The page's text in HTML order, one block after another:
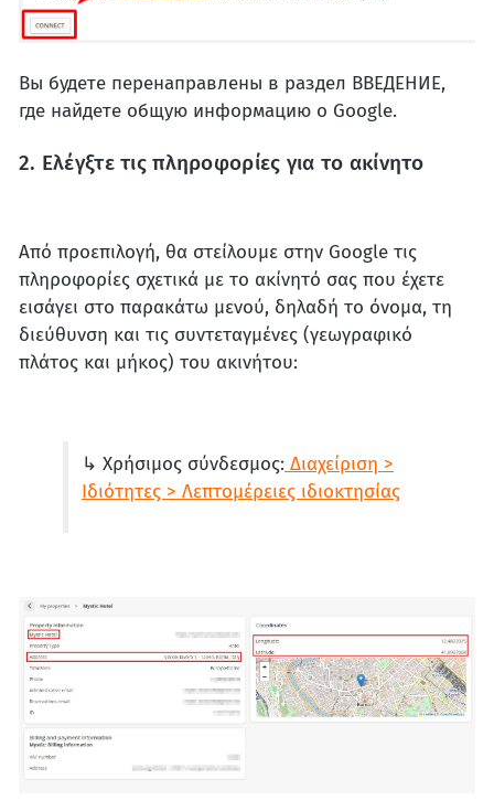
Вы будете перенаправлены в раздел ВВЕДЕНИЕ,
где найдете общую информацию о Google.
2. Ελέγξτε τις πληροφορίες για το ακίνητο
Από προεπιλογή, θα στείλουμε στην Google τις
πληροφορίες σχετικά με το ακίνητό σας που έχετε
εισάγει στο παρακάτω μενού, δηλαδή το όνομα, τη
διεύθυνση και τις συντεταγμένες (γεωγραφικό
πλάτος και μήκος) του ακινήτου:
↳ Χρήσιμος σύνδεσμος: Διαχείριση >
Ιδιότητες > Λεπτομέρειες ιδιοκτησίας